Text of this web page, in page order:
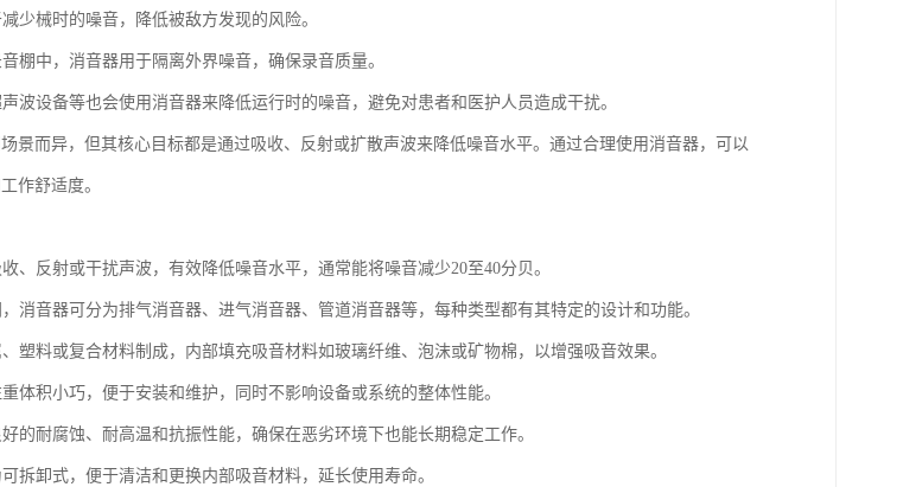
少械时的噪音，降低被敌方发现的风险。
棚中，消音器用于隔离外界噪音，确保录音质量。
波设备等也会使用消音器来降低运行时的噪音，避免对患者和医护人员造成干扰。
景而异，但其核心目标都是通过吸收、反射或扩散声波来降低噪音水平。通过合理使用消音器，可以
作舒适度。
、反射或干扰声波，有效降低噪音水平，通常能将噪音减少20至40分贝。
消音器可分为排气消音器、进气消音器、管道消音器等，每种类型都有其特定的设计和功能。
塑料或复合材料制成，内部填充吸音材料如玻璃纤维、泡沫或矿物棉，以增强吸音效果。
体积小巧，便于安装和维护，同时不影响设备或系统的整体性能。
的耐腐蚀、耐高温和抗振性能，确保在恶劣环境下也能长期稳定工作。
拆卸式，便于清洁和更换内部吸音材料，延长使用寿命。